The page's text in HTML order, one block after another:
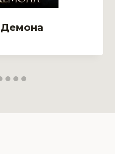
Демона